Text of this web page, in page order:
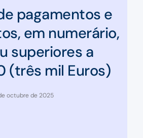
pagamentos e
em numerário,
superiores a
(três mil Euros)
octubre de 2025